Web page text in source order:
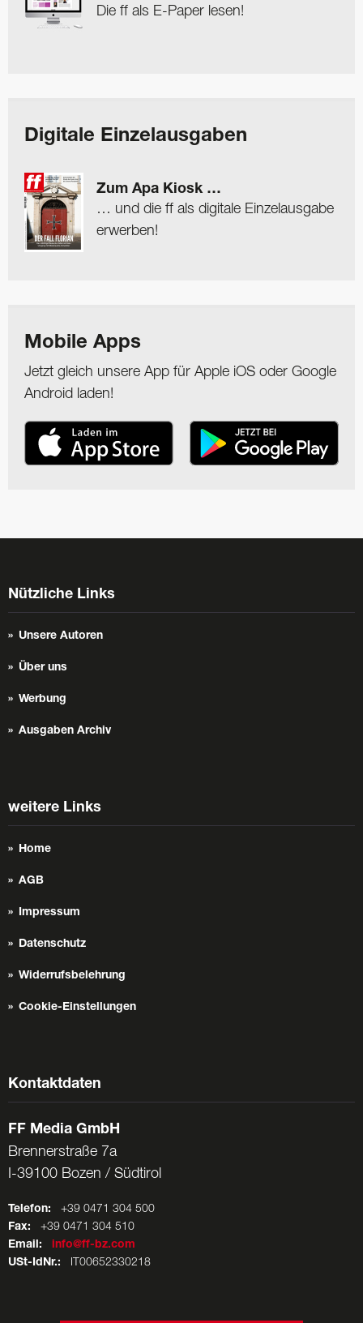
Die ff als E-Paper lesen!
Digitale Einzelausgaben
Zum Apa Kiosk …
… und die ff als digitale Einzelausgabe
erwerben!
Mobile Apps
Jetzt gleich unsere App für Apple iOS oder Google
Android laden!
Nützliche Links
Unsere Autoren
Über uns
Werbung
Ausgaben Archiv
weitere Links
Home
AGB
Impressum
Datenschutz
Widerrufsbelehrung
Cookie-Einstellungen
Kontaktdaten
FF Media GmbH
Brennerstraße 7a
I-39100 Bozen / Südtirol
Telefon: +39 0471 304 500
Fax: +39 0471 304 510
Email:
info@ff-bz.com
USt-IdNr.: IT00652330218